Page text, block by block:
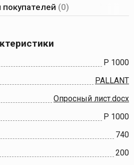
(0)
P 1000
PALLANT
Опросный лист.docx
P 1000
740
200